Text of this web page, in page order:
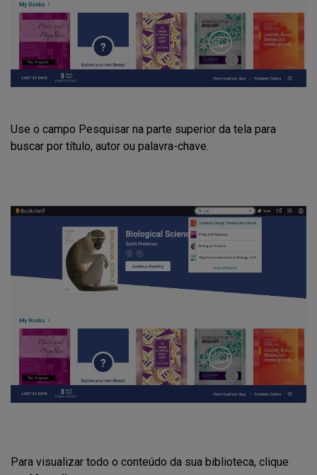
Use o campo Pesquisar na parte superior da tela para
buscar por título, autor ou palavra-chave.
Para visualizar todo o conteúdo da sua biblioteca, clique